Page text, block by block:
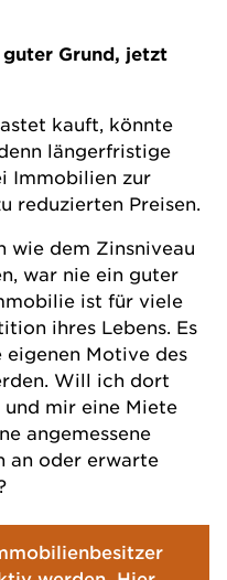
Grund, jetzt
kauft, könnte
längerfristige
Immobilien zur
reduzierten Preisen.
wie dem Zinsniveau
war nie ein guter
ist für viele
ihres Lebens. Es
Motive des
Will ich dort
mir eine Miete
angemessene
an oder erwarte